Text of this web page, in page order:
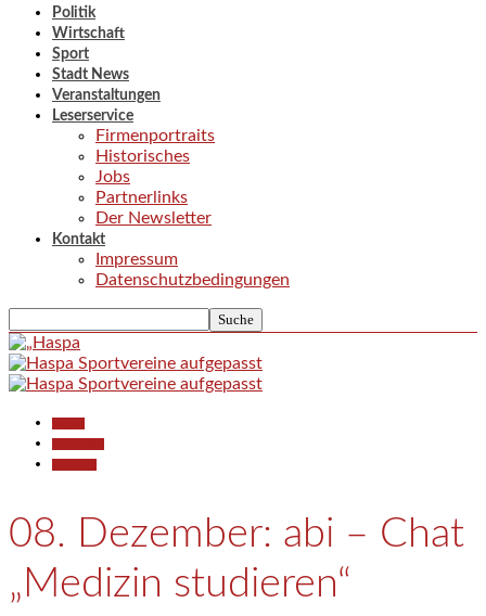
Politik
Wirtschaft
Sport
Stadt News
Veranstaltungen
Leserservice
Firmenportraits
Historisches
Jobs
Partnerlinks
Der Newsletter
Kontakt
Impressum
Datenschutzbedingungen
08. Dezember: abi – Chat
„Medizin studieren“